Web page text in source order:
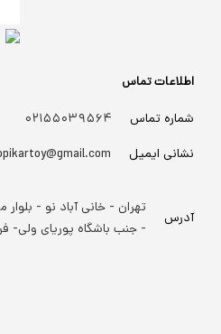
اطلاعات تماس
شماره تماس
۰۲۱۵۵۰۳۹۵۶۴
نشانی ایمیل
آدرس
تهران - خانی آباد نو -
- جنب باشگاه پوریای ولی-